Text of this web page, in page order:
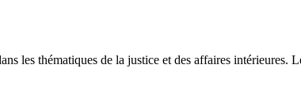
les thématiques de la justice et des affaires intérieures.